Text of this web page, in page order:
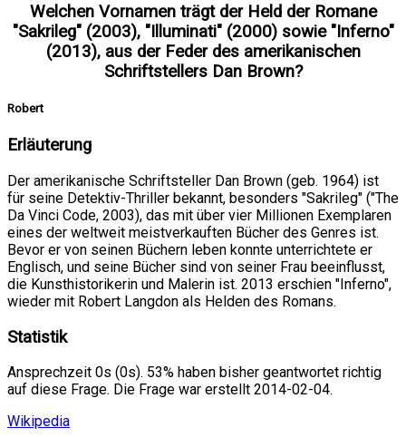
Welchen Vornamen trägt der Held der Romane
"Sakrileg" (2003), "Illuminati" (2000) sowie "Inferno"
(2013), aus der Feder des amerikanischen
Schriftstellers Dan Brown?
Robert
Erläuterung
Der amerikanische Schriftsteller Dan Brown (geb. 1964) ist
für seine Detektiv-Thriller bekannt, besonders "Sakrileg" ("The
Da Vinci Code, 2003), das mit über vier Millionen Exemplaren
eines der weltweit meistverkauften Bücher des Genres ist.
Bevor er von seinen Büchern leben konnte unterrichtete er
Englisch, und seine Bücher sind von seiner Frau beeinflusst,
die Kunsthistorikerin und Malerin ist. 2013 erschien "Inferno",
wieder mit Robert Langdon als Helden des Romans.
Statistik
Ansprechzeit 0s (0s). 53% haben bisher geantwortet richtig
auf diese Frage. Die Frage war erstellt 2014-02-04.
Wikipedia